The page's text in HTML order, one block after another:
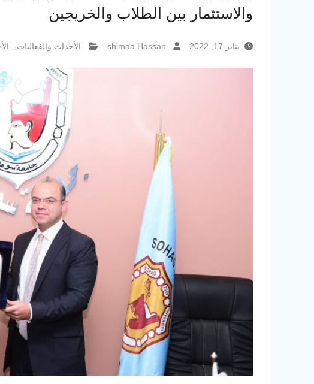
والاستثمار بين الطلاب والخريجين
يناير 17, 2022 shimaa Hassan الأحداث والفعاليات